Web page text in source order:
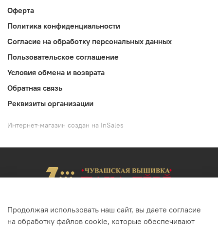
Оферта
Политика конфиденциальности
Согласие на обработку персональных данных
Пользовательское соглашение
Условия обмена и возврата
Обратная связь
Реквизиты организации
Интернет-магазин создан на InSales
Продолжая использовать наш сайт, вы даете согласие
на обработку файлов cookie, которые обеспечивают